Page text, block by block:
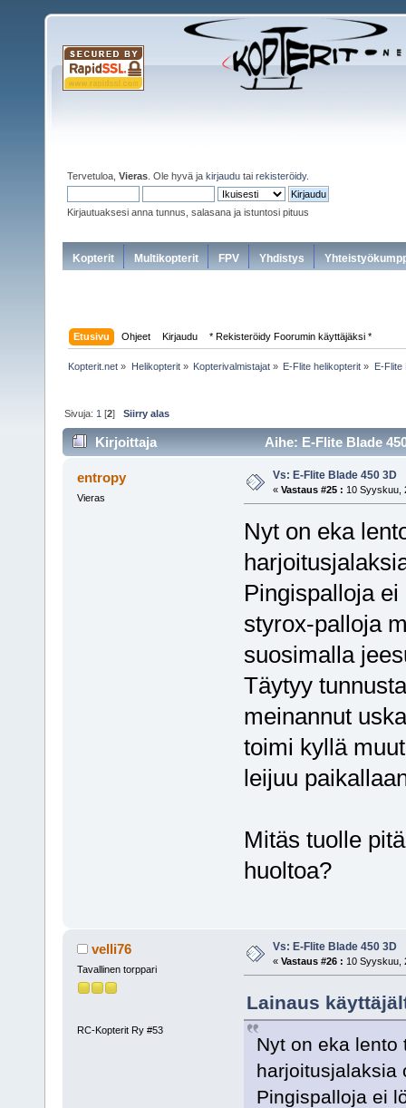
Tervetuloa, Vieras . Ole hyvä ja kirjaudu tai rekisteröidy.
Kirjautuaksesi anna tunnus, salasana ja istuntosi pituus
Kopterit Multikopterit FPV Yhdistys
Etusivu Ohjeet Kirjaudu * Rekisteröidy Foorumin käyttäjäksi *
Kopterit.net » Helikopterit» Kopterivalmistajat» E-Flite helikopterit » E-Flite
Sivuja: 1 [2]Siirry alas
Kirjoittaja Aihe: E-Flite Blade
entropy
Vieras
Vs: E-Flite Blade 450 3D
« Vastaus #25 : 10 Syyskuu,
Nyt on eka
Pingispalloja
styrox-palloja
suosimalla
Täytyy
meinannut
toimi kyllä
leijuu
Mitäs tuolle
huoltoa?
velli76
Tavallinen torppari
RC-Kopterit Ry #53
Vs: E-Flite Blade 450 3D
« Vastaus #26 : 10 Syyskuu,
Lainaus
Nyt on eka lento
Pingispalloja ei